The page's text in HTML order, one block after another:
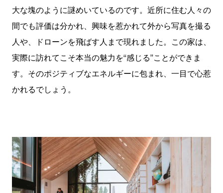
大な塊のように謎めいているのです。近所に住む人々の
間でも評価は分かれ、興味を惹かれて外から写真を撮る
人や、ドローンを飛ばす人まで現れました。この家は、
実際に訪れてこそ本当の魅力を“感じる”ことができま
す。そのポジティブなエネルギーに包まれ、一目で心惹
かれるでしょう。